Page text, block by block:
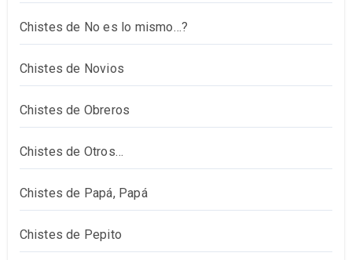
Chistes de No es lo mismo…?
Chistes de Novios
Chistes de Obreros
Chistes de Otros…
Chistes de Papá, Papá
Chistes de Pepito